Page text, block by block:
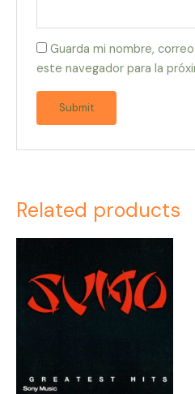
Guarda mi nombre,
este navegador para la
Related products